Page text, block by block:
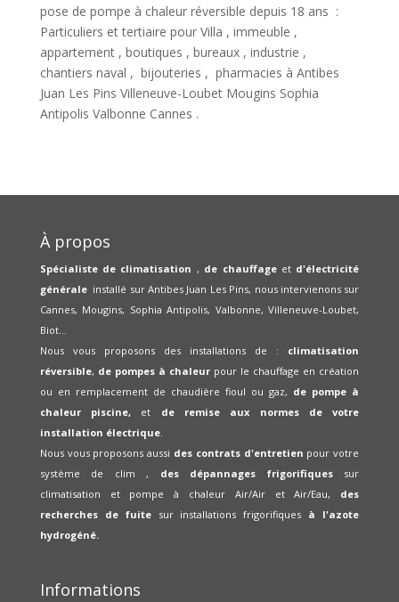
pose de pompe à chaleur réversible depuis 18 ans :
Particuliers et tertiaire pour Villa , immeuble ,
appartement , boutiques , bureaux , industrie ,
chantiers naval , bijouteries , pharmacies à Antibes
Juan Les Pins Villeneuve-Loubet Mougins Sophia
Antipolis Valbonne Cannes .
À propos
Spécialiste de climatisation , de chauffageet d'électricité
générale installé sur Antibes Juan Les Pins, nous intervienons sur
Cannes, Mougins, Sophia Antipolis, Valbonne, Villeneuve-Loubet,
Biot...
Nous vous proposons des installations de : climatisation
réversible, de pompes à chaleurpour le chauffage en création
ou en remplacement de chaudière fioul ou gaz, de pompe à
chaleur piscine, et de remise aux normes de votre
installation électrique.
Nous vous proposons aussi des contrats d'entretien pour votre
système de clim , des dépannages frigorifiquessur
climatisation et pompe à chaleur Air/Air et Air/Eau, des
recherches de fuite sur installations frigorifiques à l'azote
hydrogéné.
Informations